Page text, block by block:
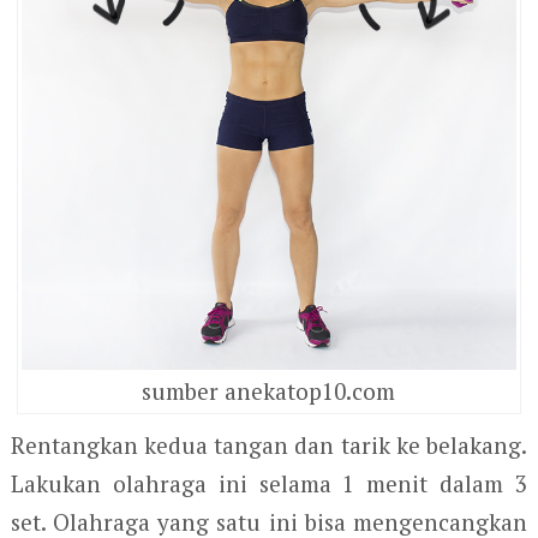
sumber anekatop10.com
Rentangkan kedua tangan dan tarik ke belakang.
Lakukan olahraga ini selama 1 menit dalam 3
set. Olahraga yang satu ini bisa mengencangkan